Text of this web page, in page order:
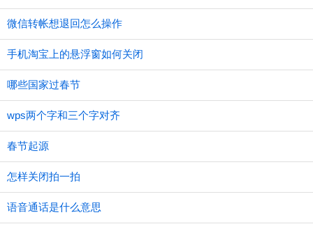
微信转帐想退回怎么操作
手机淘宝上的悬浮窗如何关闭
哪些国家过春节
wps两个字和三个字对齐
春节起源
怎样关闭拍一拍
语音通话是什么意思